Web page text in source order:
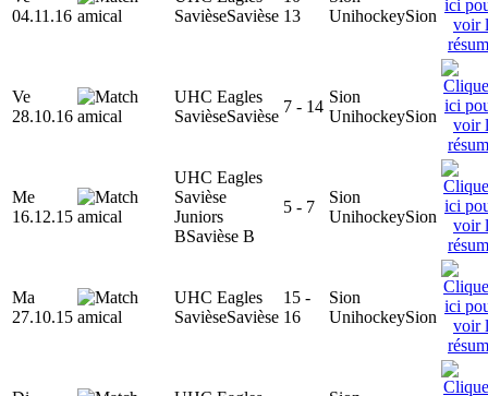
04.11.16
SavièseSavièse 13
UnihockeySion
Ve
28.10.16
UHC Eagles
SavièseSavièse
7 - 14
Sion
UnihockeySion
Me
16.12.15
UHC Eagles
Savièse
Juniors
BSavièse B
5 - 7
Sion
UnihockeySion
Ma
27.10.15
UHC Eagles
SavièseSavièse
15 -
16
Sion
UnihockeySion